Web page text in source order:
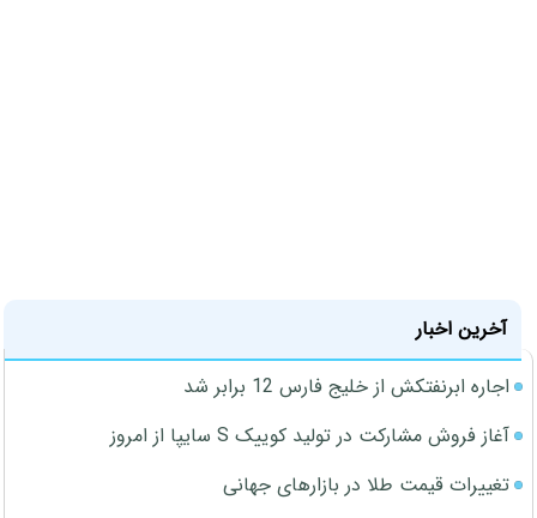
آخرین اخبار
اجاره ابرنفتکش از خلیج فارس 12 برابر شد
آغاز فروش مشارکت در تولید کوییک S سایپا از امروز
تغییرات قیمت طلا در بازارهای جهانی